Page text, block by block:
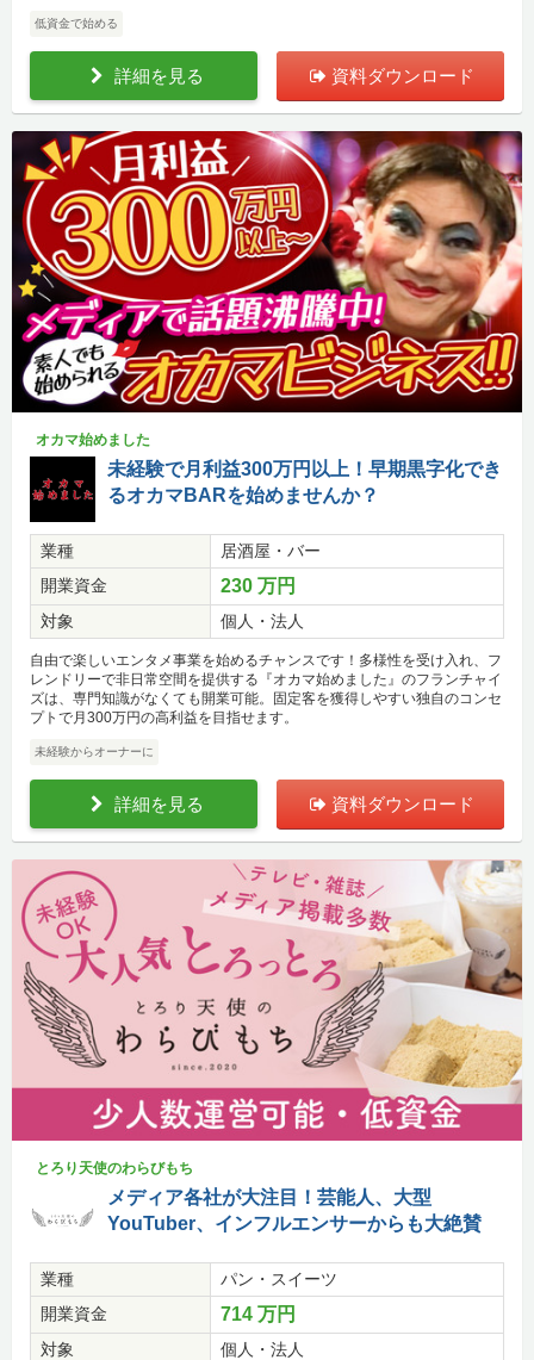
低資金で始める
詳細を見る 資料ダウンロード
オカマ始めました
未経験で月利益300万円以上！早期黒字化でき
るオカマBARを始めませんか？
業種
居酒屋・バー
開業資金
230 万円
対象 個人・法人
自由で楽しいエンタメ事業を始めるチャンスです！多様性を受け入れ、フ
レンドリーで非日常空間を提供する『オカマ始めました』のフランチャイ
ズは、専門知識がなくても開業可能。固定客を獲得しやすい独自のコンセ
プトで月300万円の高利益を目指せます。
未経験からオーナーに
詳細を見る 資料ダウンロード
とろり天使のわらびもち
メディア各社が大注目！芸能人、大型
YouTuber、インフルエンサーからも大絶賛
業種
パン・スイーツ
開業資金
714 万円
対象 個人・法人